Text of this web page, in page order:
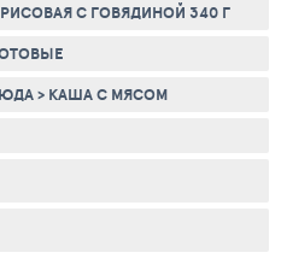
С ГОВЯДИНОЙ 340 Г
> КАША С МЯСОМ